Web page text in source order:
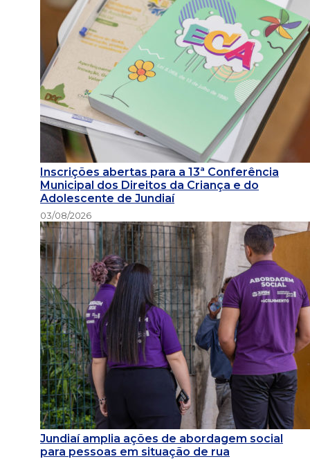
Inscrições abertas para a 13ª Conferência
Municipal dos Direitos da Criança e do
Adolescente de Jundiaí
03/08/2026
Jundiaí amplia ações de abordagem social
para pessoas em situação de rua